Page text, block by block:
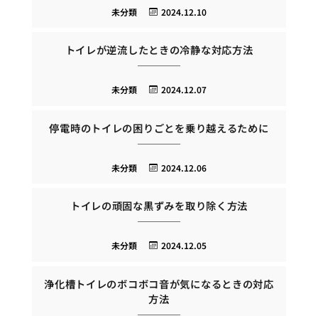
2024.12.10
未分類
トイレが逆流したときの冷静な対応方法
2024.12.07
未分類
停電時のトイレの困りごとを乗り越えるために
2024.12.06
未分類
トイレの頑固な黒ずみを取り除く方法
2024.12.05
未分類
浄化槽トイレのボコボコ音が気になるときの対応
方法